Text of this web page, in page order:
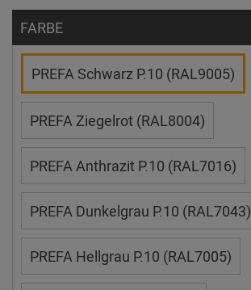
FARBE
PREFA Schwarz P.10 (RAL9005)
PREFA Ziegelrot (RAL8004)
PREFA Anthrazit P.10 (RAL7016)
PREFA Dunkelgrau P.10 (RAL7043)
PREFA Hellgrau P.10 (RAL7005)